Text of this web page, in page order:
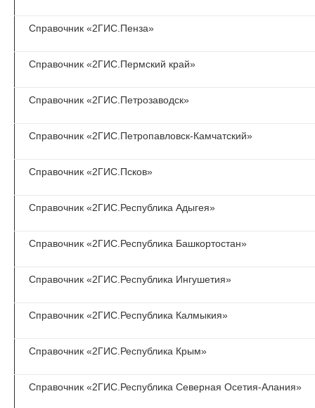
Справочник «2ГИС.Пенза»
Справочник «2ГИС.Пермский край»
Справочник «2ГИС.Петрозаводск»
Справочник «2ГИС.Петропавловск-Камчатский»
Справочник «2ГИС.Псков»
Справочник «2ГИС.Республика Адыгея»
Справочник «2ГИС.Республика Башкортостан»
Справочник «2ГИС.Республика Ингушетия»
Справочник «2ГИС.Республика Калмыкия»
Справочник «2ГИС.Республика Крым»
Справочник «2ГИС.Республика Северная Осетия-Алания»